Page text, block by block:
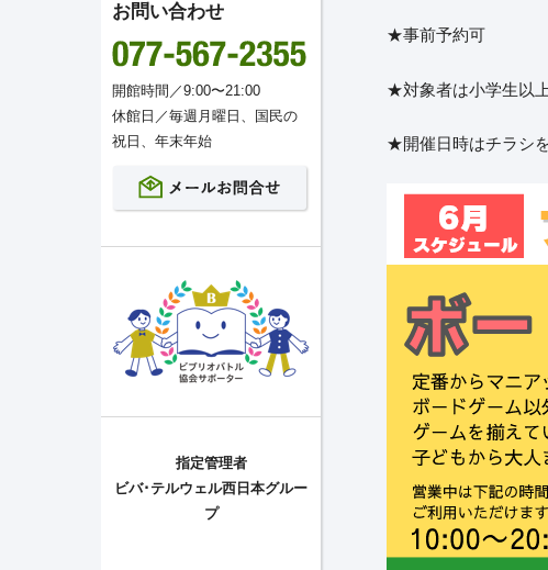
★事前予約可
★対象者は小学生以
★開催日時はチラシ
お問い合わせ
開館時間／9:00〜21:00
休館日／毎週月曜日、国民の
祝日、年末年始
指定管理者
ビバ･テルウェル西日本グルー
プ